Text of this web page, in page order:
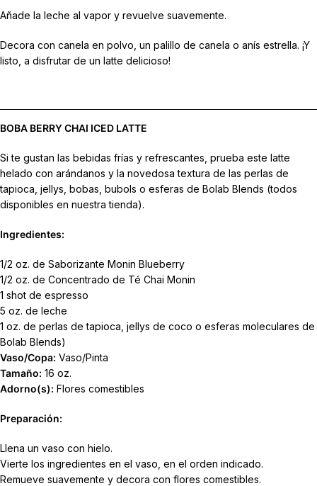
Añade la leche al vapor y revuelve suavemente.
Decora con canela en polvo, un palillo de canela o anís estrella. ¡Y
listo, a disfrutar de un latte delicioso!
BOBA BERRY CHAI ICED LATTE
Si te gustan las bebidas frías y refrescantes, prueba este latte
helado con arándanos y la novedosa textura de las perlas de
tapioca, jellys, bobas, bubols o esferas de Bolab Blends (todos
disponibles en nuestra tienda).
Ingredientes:
1/2 oz. de Saborizante Monin Blueberry
1/2 oz. de Concentrado de Té Chai Monin
1 shot de espresso
5 oz. de leche
1 oz. de perlas de tapioca, jellys de coco o esferas moleculares de
Bolab Blends)
Vaso/Copa: Vaso/Pinta
Tamaño: 16 oz.
Adorno(s): Flores comestibles
Preparación:
Llena un vaso con hielo.
Vierte los ingredientes en el vaso, en el orden indicado.
Remueve suavemente y decora con flores comestibles.